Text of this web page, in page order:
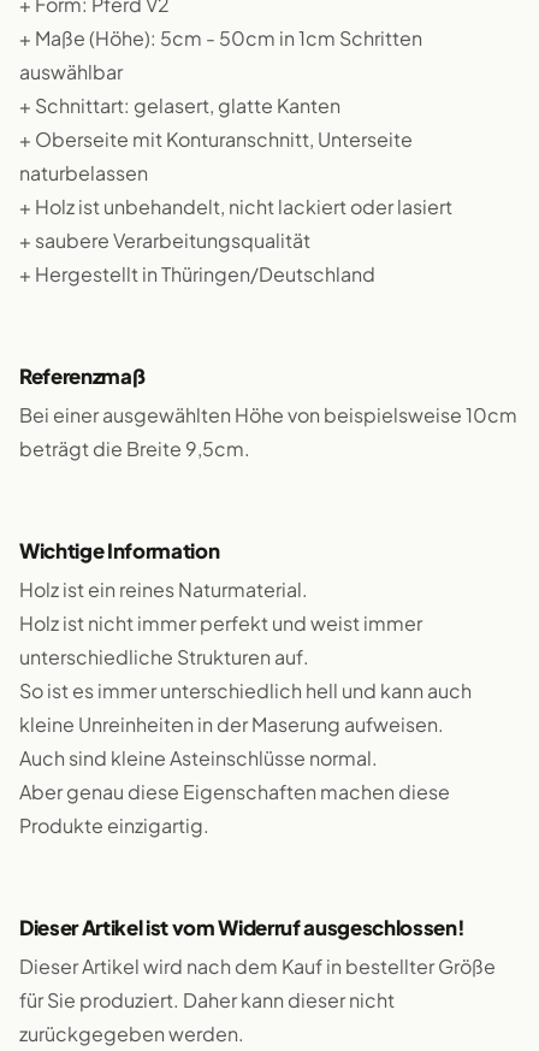
+ Maße (Höhe): 5cm - 50cm in 1cm Schritten
auswählbar
+ Schnittart: gelasert, glatte Kanten
+ Oberseite mit Konturanschnitt, Unterseite
naturbelassen
+ Holz ist unbehandelt, nicht lackiert oder lasiert
+ saubere Verarbeitungsqualität
+ Hergestellt in Thüringen/Deutschland
Referenzmaß
Bei einer ausgewählten Höhe von beispielsweise 10cm
beträgt die Breite 9,5cm.
Wichtige Information
Holz ist ein reines Naturmaterial.
Holz ist nicht immer perfekt und weist immer
unterschiedliche Strukturen auf.
So ist es immer unterschiedlich hell und kann auch
kleine Unreinheiten in der Maserung aufweisen.
Auch sind kleine Asteinschlüsse normal.
Aber genau diese Eigenschaften machen diese
Produkte einzigartig.
Dieser Artikel ist vom Widerruf ausgeschlossen!
Dieser Artikel wird nach dem Kauf in bestellter Größe
für Sie produziert. Daher kann dieser nicht
zurückgegeben werden.